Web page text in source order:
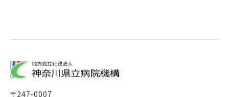
〒247-0007